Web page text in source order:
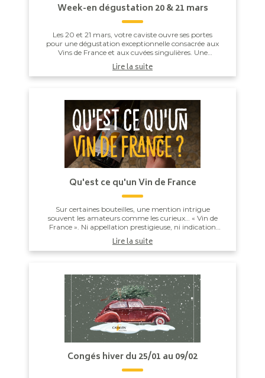
Week-en dégustation 20 & 21 mars
Les 20 et 21 mars, votre caviste ouvre ses portes
pour une dégustation exceptionnelle consacrée aux
Vins de France et aux cuvées singulières. Une
Lire la suite
Qu'est ce qu'un Vin de France
Sur certaines bouteilles, une mention intrigue
souvent les amateurs comme les curieux… « Vin de
France ». Ni appellation prestigieuse, ni indication
Lire la suite
Congés hiver du 25/01 au 09/02